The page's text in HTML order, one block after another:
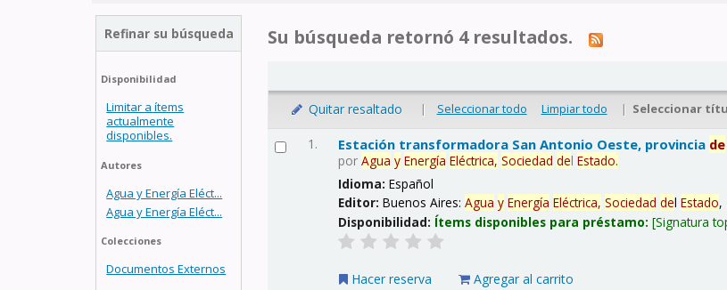
Refinar su búsqueda
Disponibilidad
Limitar a ítems
actualmente
disponibles.
Autores
Agua y Energía Eléct...
Agua y Energía Eléct...
Colecciones
Documentos Externos
Su búsqueda retornó 4 resultados.
Quitar resaltado | Seleccionar todo Limpiar todo | Seleccionar
1. Estación transformadora San Antonio Oeste, provincia de
porAgua y Energía Eléctrica, Sociedad delEstado.
Idioma:Español
Editor:Buenos Aires:Agua y Energía Eléctrica, Sociedad delEstado,
Disponibilidad: Ítems disponibles para préstamo: Signatura
Hacer reserva Agregar al carrito